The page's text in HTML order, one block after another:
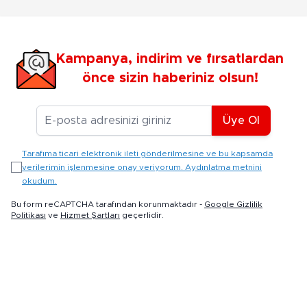
Kampanya, indirim ve fırsatlardan
önce sizin haberiniz olsun!
E-posta Adresiniz
Üye Ol
Tarafıma ticari elektronik ileti gönderilmesine ve bu kapsamda
verilerimin işlenmesine onay veriyorum. Aydınlatma metnini
okudum.
Bu form reCAPTCHA tarafından korunmaktadır - Google Gizlilik
Politikası ve Hizmet Şartları geçerlidir.